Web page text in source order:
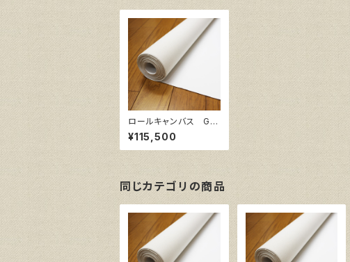
ロールキャンバス GA
ERA F 206㎝巾×1
0m巻
¥115,500
同じカテゴリの商品